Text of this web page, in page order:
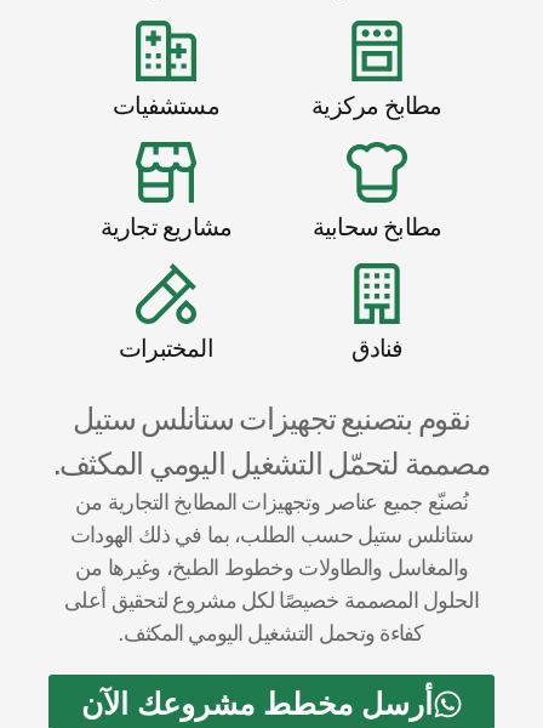
مطابخ مركزية مستشفيات
مطابخ سحابية مشاريع تجارية
فنادق المختبرات
نقوم بتصنيع تجهيزات ستانلس ستيل
مصممة لتحمّل التشغيل اليومي المكثف.
نُصنّع جميع عناصر وتجهيزات المطابخ التجارية من
ستانلس ستيل حسب الطلب، بما في ذلك الهودات
والمغاسل والطاولات وخطوط الطبخ، وغيرها من
الحلول المصممة خصيصًا لكل مشروع لتحقيق أعلى
كفاءة وتحمل التشغيل اليومي المكثف.
أرسل مخطط مشروعك الآن